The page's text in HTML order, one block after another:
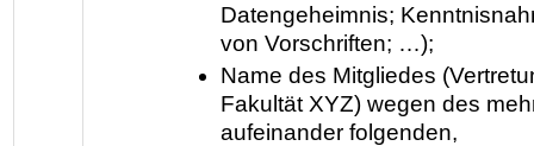
Datengeheimnis;
von Vorschriften; …);
Name des Mitgliedes
Fakultät XYZ) wegen des
aufeinander folgenden,